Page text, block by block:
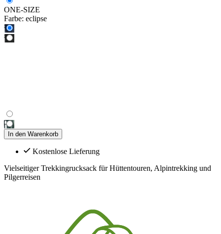
ONE-SIZE
Farbe: eclipse
In den Warenkorb
Kostenlose Lieferung
Vielseitiger Trekkingrucksack für Hüttentouren, Alpintrekking und
Pilgerreisen